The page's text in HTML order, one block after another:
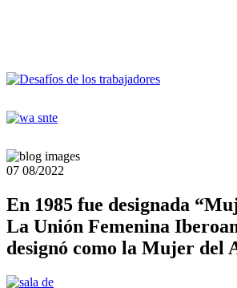
07 08/2022
En 1985 fue designada
La Unión Femenina
designó como la Mujer del